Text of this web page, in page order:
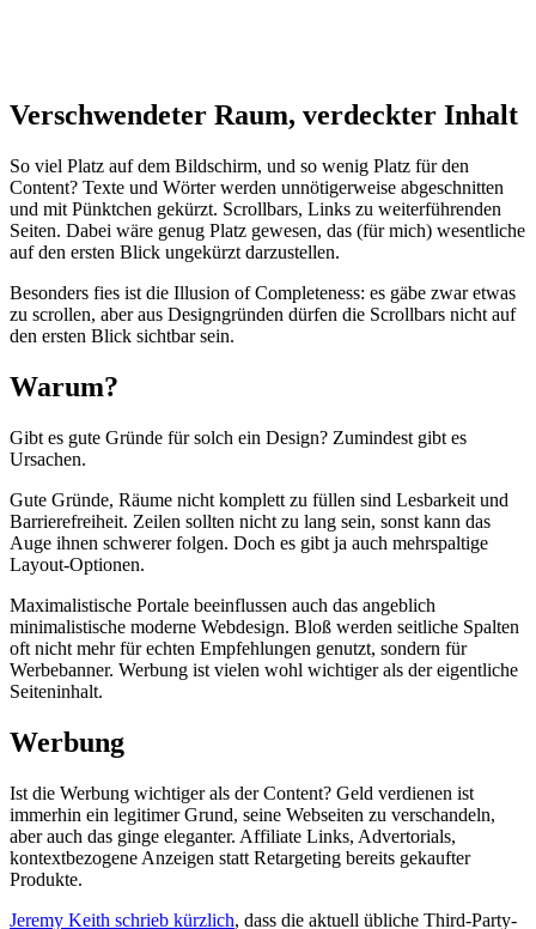
Verschwendeter Raum, verdeckter Inhalt
So viel Platz auf dem Bildschirm, und so wenig Platz für den
Content? Texte und Wörter werden unnötigerweise abgeschnitten
und mit Pünktchen gekürzt. Scrollbars, Links zu weiterführenden
Seiten. Dabei wäre genug Platz gewesen, das (für mich) wesentliche
auf den ersten Blick ungekürzt darzustellen.
Besonders fies ist die Illusion of Completeness: es gäbe zwar etwas
zu scrollen, aber aus Designgründen dürfen die Scrollbars nicht auf
den ersten Blick sichtbar sein.
Warum?
Gibt es gute Gründe für solch ein Design? Zumindest gibt es
Ursachen.
Gute Gründe, Räume nicht komplett zu füllen sind Lesbarkeit und
Barrierefreiheit. Zeilen sollten nicht zu lang sein, sonst kann das
Auge ihnen schwerer folgen. Doch es gibt ja auch mehrspaltige
Layout-Optionen.
Maximalistische Portale beeinflussen auch das angeblich
minimalistische moderne Webdesign. Bloß werden seitliche Spalten
oft nicht mehr für echten Empfehlungen genutzt, sondern für
Werbebanner. Werbung ist vielen wohl wichtiger als der eigentliche
Seiteninhalt.
Werbung
Ist die Werbung wichtiger als der Content? Geld verdienen ist
immerhin ein legitimer Grund, seine Webseiten zu verschandeln,
aber auch das ginge eleganter. Affiliate Links, Advertorials,
kontextbezogene Anzeigen statt Retargeting bereits gekaufter
Produkte.
Jeremy Keith schrieb kürzlich, dass die aktuell übliche Third-Party-